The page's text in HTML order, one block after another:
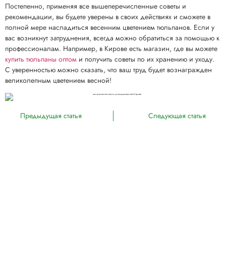
Постепенно, применяя все вышеперечисленные советы и
рекомендации, вы будете уверены в своих действиях и сможете в
полной мере насладиться весенним цветением тюльпанов. Если у
вас возникнут затруднения, всегда можно обратиться за помощью к
профессионалам. Например, в Кирове есть магазин, где вы можете
купить тюльпаны оптом и получить советы по их хранению и уходу.
С уверенностью можно сказать, что ваш труд будет вознагражден
великолепным цветением весной!
Предыдущая статья Следующая статья